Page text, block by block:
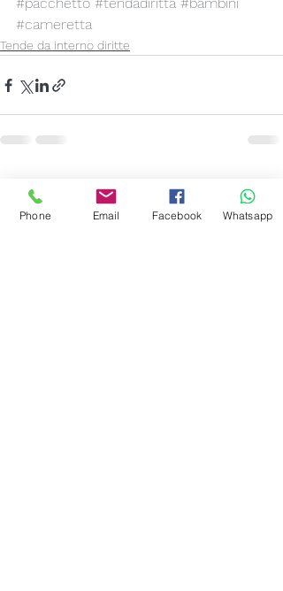
#cameretta
Tende da interno diritte
Post recenti Mostra tutti
Phone Email Facebook Whatsapp